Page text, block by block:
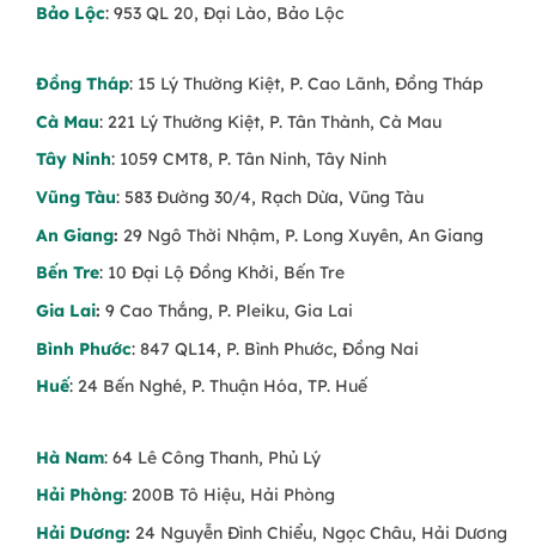
Bảo Lộc: 953 QL 20, Đại Lào, Bảo Lộc
Đồng Tháp: 15 Lý Thường Kiệt, P. Cao Lãnh, Đồng Tháp
Cà Mau: 221 Lý Thường Kiệt, P. Tân Thành, Cà Mau
Tây Ninh: 1059 CMT8, P. Tân Ninh, Tây Ninh
Vũng Tàu: 583 Đường 30/4, Rạch Dừa, Vũng Tàu
An Giang: 29 Ngô Thời Nhậm, P. Long Xuyên, An Giang
Bến Tre: 10 Đại Lộ Đồng Khởi, Bến Tre
Gia Lai: 9 Cao Thắng, P. Pleiku, Gia Lai
Bình Phước: 847 QL14, P. Bình Phước, Đồng Nai
Huế: 24 Bến Nghé, P. Thuận Hóa, TP. Huế
Hà Nam: 64 Lê Công Thanh, Phủ Lý
Hải Phòng: 200B Tô Hiệu, Hải Phòng
Hải Dương: 24 Nguyễn Đình Chiểu, Ngọc Châu, Hải Dương